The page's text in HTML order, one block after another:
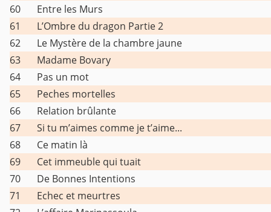
60
Entre les Murs
61
L’Ombre du dragon Partie 2
62
Le Mystère de la chambre jaune
63
Madame Bovary
64
Pas un mot
65
Peches mortelles
66
Relation brûlante
67
Si tu m’aimes comme je t’aime...
68
Ce matin là
69
Cet immeuble qui tuait
70
De Bonnes Intentions
71
Echec et meurtres